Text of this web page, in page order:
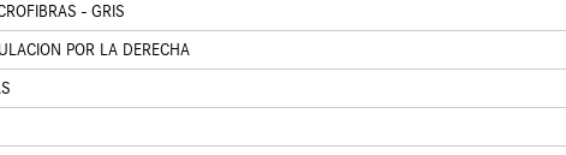
- GRIS
POR LA DERECHA